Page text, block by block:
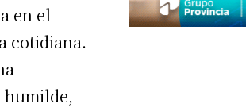
en el
cotidiana.
humilde,